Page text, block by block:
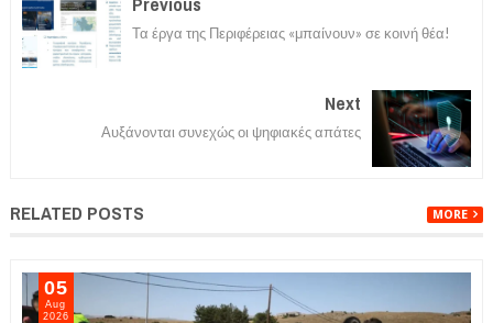
Τα έργα της Περιφέρειας «μπαίνουν» σε κοινή θέα!
Next
Αυξάνονται συνεχώς οι ψηφιακές απάτες
RELATED POSTS MORE
05
Aug
2026